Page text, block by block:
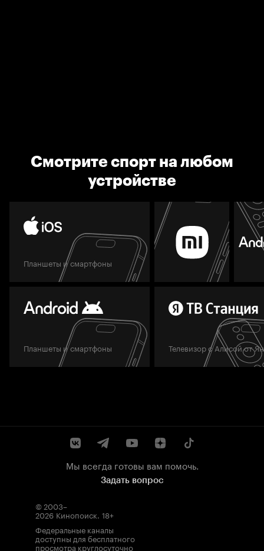
Смотрите спорт на любом
устройстве
Планшеты и смартфоны
Планшеты и смартфоны Телевизор с Алисой от
Мы всегда готовы вам помочь.
Задать вопрос
© 2003–
2026 Кинопоиск. 18+
Федеральные каналы
доступны для бесплатного
просмотра круглосуточно